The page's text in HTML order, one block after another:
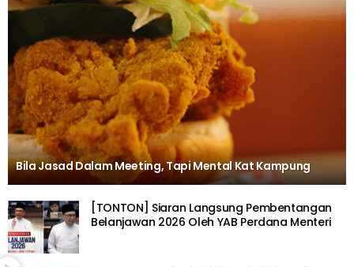
Bila Jasad Dalam Meeting, Tapi Mental Kat Kampung
[TONTON] Siaran Langsung Pembentangan
Belanjawan 2026 Oleh YAB Perdana Menteri